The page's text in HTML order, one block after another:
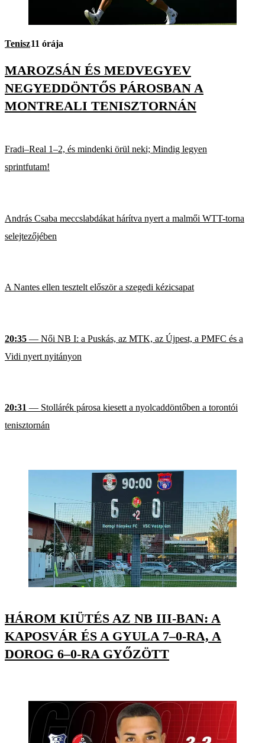
Tenisz11 órája
MAROZSÁN ÉS MEDVEGYEV
NEGYEDDÖNTŐS PÁROSBAN A
MONTREALI TENISZTORNÁN
Fradi–Real 1–2, és mindenki örül neki; Mindig legyen
sprintfutam!
András Csaba meccslabdákat hárítva nyert a malmői WTT-torna
selejtezőjében
A Nantes ellen tesztelt először a szegedi kézicsapat
20:35 — Női NB I: a Puskás, az MTK, az Újpest, a PMFC és a
Vidi nyert nyitányon
20:31 — Stollárék párosa kiesett a nyolcaddöntőben a torontói
tenisztornán
HÁROM KIÜTÉS AZ NB III-BAN: A
KAPOSVÁR ÉS A GYULA 7–0-RA, A
DOROG 6–0-RA GYŐZÖTT